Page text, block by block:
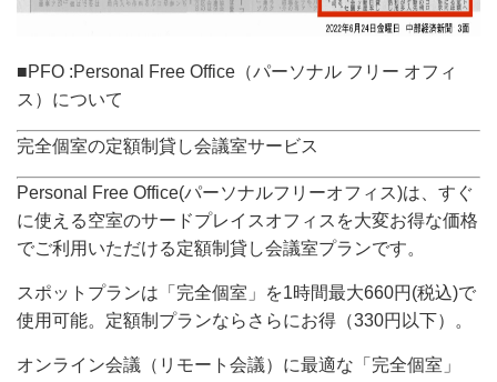
■PFO :Personal Free Office（パーソナル フリー オフィ
ス）について
完全個室の定額制貸し会議室サービス
Personal Free Office(パーソナルフリーオフィス)は、すぐ
に使える空室のサードプレイスオフィスを大変お得な価格
でご利用いただける定額制貸し会議室プランです。
スポットプランは「完全個室」を1時間最大660円(税込)で
使用可能。定額制プランならさらにお得（330円以下）。
オンライン会議（リモート会議）に最適な「完全個室」